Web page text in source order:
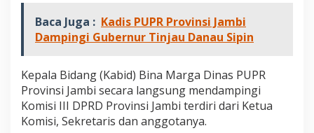
a
l
r
e
L
a
Baca Juga : Kadis PUPR Provinsi Jambi
Dampingi Gubernur Tinjau Danau Sipin
Kepala Bidang (Kabid) Bina Marga Dinas PUPR
Provinsi Jambi secara langsung mendampingi
Komisi III DPRD Provinsi Jambi terdiri dari Ketua
Komisi, Sekretaris dan anggotanya.